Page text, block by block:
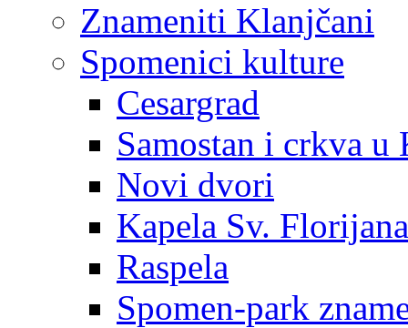
Znameniti Klanjčani
Spomenici kulture
Cesargrad
Samostan i crkva u
Novi dvori
Kapela Sv. Florijana
Raspela
Spomen-park